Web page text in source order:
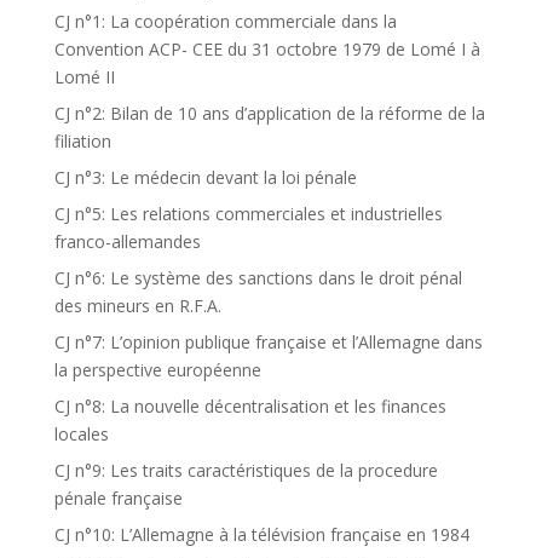
CJ n°1: La coopération commerciale dans la
Convention ACP- CEE du 31 octobre 1979 de Lomé I à
Lomé II
CJ n°2: Bilan de 10 ans d’application de la réforme de la
filiation
CJ n°3: Le médecin devant la loi pénale
CJ n°5: Les relations commerciales et industrielles
franco-allemandes
CJ n°6: Le système des sanctions dans le droit pénal
des mineurs en R.F.A.
CJ n°7: L’opinion publique française et l’Allemagne dans
la perspective européenne
CJ n°8: La nouvelle décentralisation et les finances
locales
CJ n°9: Les traits caractéristiques de la procedure
pénale française
CJ n°10: L’Allemagne à la télévision française en 1984